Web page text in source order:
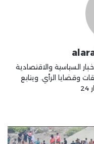
السياسية والاقتصادية
وقضايا الرأي. ويتابع